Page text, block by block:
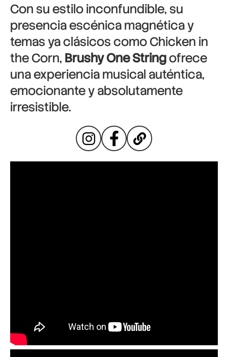
Con su estilo inconfundible, su
presencia escénica magnética y
temas ya clásicos como Chicken in
the Corn, Brushy One Stringofrece
una experiencia musical auténtica,
emocionante y absolutamente
irresistible.